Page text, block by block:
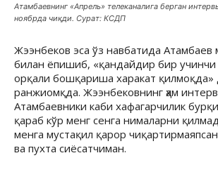
Атамбаевнинг «Апрель» телеканалига берган
ноябрда чиқди. Сурат: КСДП
Жээнбеков эса ўз навбатида Атамбаев
билан ёпишиб, «қандайдир бир
орқали бошқариша харакат қилмоқда»
ранжиомқда. Жээнбековнинг ҳам
Атамбаевники каби хафагарчилик
қараб кўр менг сенга нималарни
менга мустақил қарор
ва пухта сиёсатчиман.